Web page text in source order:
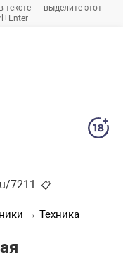
тексте — выделите этот
7211 📋
→ Техника